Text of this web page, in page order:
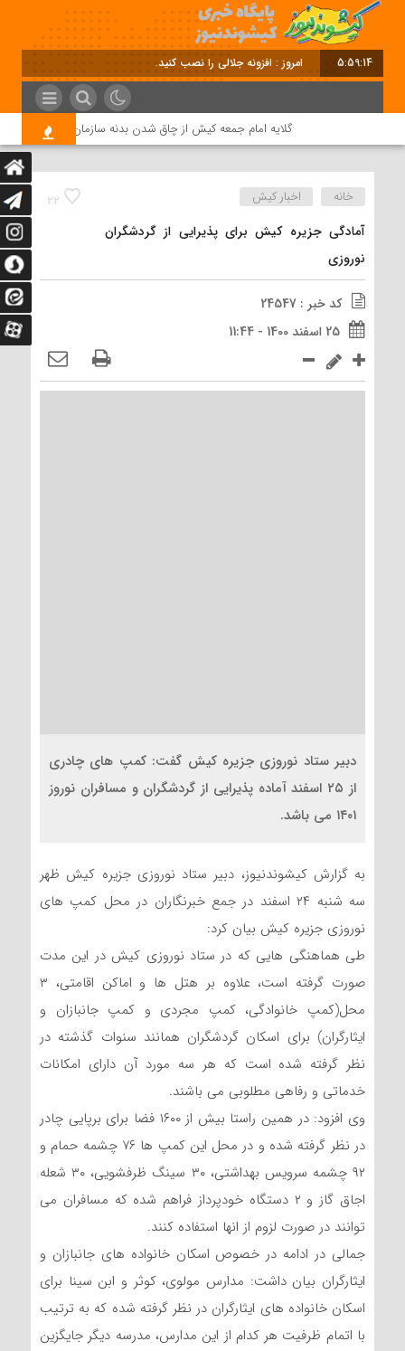
5:59:15 امروز : افزونه جلالی را نصب کنید.
گلایه امام جمعه کیش از چاق شدن بدنه سازمان منطقه آزاد/
22 خانه اخبار کیش
آمادگی جزیره کیش برای پذیرایی از گردشگران
نوروزی
کد خبر : 24547
25 اسفند 1400 - 11:44
دبیر ستاد نوروزی جزیره کیش گفت: کمپ های چادری
از ۲۵ اسفند آماده پذیرایی از گردشگران و مسافران نوروز
۱۴۰۱ می باشد.
به گزارش کیشوندنیوز، دبیر ستاد نوروزی جزیره کیش ظهر
سه شنبه ۲۴ اسفند در جمع خبرنگاران در محل کمپ های
نوروزی جزیره کیش بیان کرد:
طی هماهنگی هایی که در ستاد نوروزی کیش در این مدت
صورت گرفته است، علاوه بر هتل ها و اماکن اقامتی، ۳
محل(کمپ خانوادگی، کمپ مجردی و کمپ جانبازان و
ایثارگران) برای اسکان گردشگران همانند سنوات گذشته در
نظر گرفته شده است که هر سه مورد آن دارای امکانات
خدماتی و رفاهی مطلوبی می باشند.
وی افزود: در همین راستا بیش از ۱۶۰۰ فضا برای برپایی چادر
در نظر گرفته شده و در محل این کمپ ها ۷۶ چشمه حمام و
۹۲ چشمه سرویس بهداشتی، ۳۰ سینگ ظرفشویی، ۳۰ شعله
اجاق گاز و ۲ دستگاه خودپرداز فراهم شده که مسافران می
توانند در صورت لزوم از انها استفاده کنند.
جمالی در ادامه در خصوص اسکان خانواده های جانبازان و
ایثارگران بیان داشت: مدارس مولوی، کوثر و ابن سینا برای
اسکان خانواده های ایثارگران در نظر گرفته شده که به ترتیب
با اتمام ظرفیت هر کدام از این مدارس، مدرسه دیگر جایگزین